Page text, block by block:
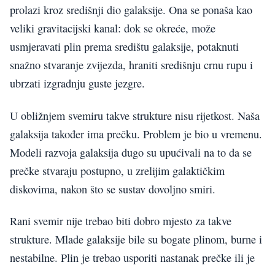
prolazi kroz središnji dio galaksije. Ona se ponaša kao
veliki gravitacijski kanal: dok se okreće, može
usmjeravati plin prema središtu galaksije, potaknuti
snažno stvaranje zvijezda, hraniti središnju crnu rupu i
ubrzati izgradnju guste jezgre.
U obližnjem svemiru takve strukture nisu rijetkost. Naša
galaksija također ima prečku. Problem je bio u vremenu.
Modeli razvoja galaksija dugo su upućivali na to da se
prečke stvaraju postupno, u zrelijim galaktičkim
diskovima, nakon što se sustav dovoljno smiri.
Rani svemir nije trebao biti dobro mjesto za takve
strukture. Mlade galaksije bile su bogate plinom, burne i
nestabilne. Plin je trebao usporiti nastanak prečke ili je